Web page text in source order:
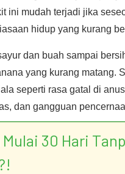
ini mudah terjadi jika
hidup yang kurang
dan buah sampai
yang kurang matang.
seperti rasa gatal di
dan gangguan
Mulai 30 Hari